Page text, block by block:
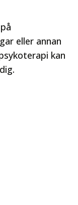
eller annan
kan